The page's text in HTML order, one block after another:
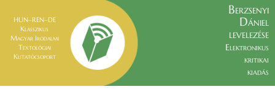
HUN–REN–DE
Klasszikus
Magyar Irodalmi
Textológiai
Kutatócsoport
Berzsenyi
Dániel
levelezése
Elektronikus
kritikai
kiadás